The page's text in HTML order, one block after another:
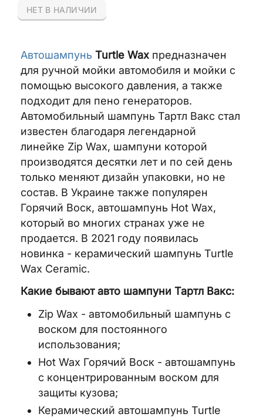
Автошампунь Turtle Wax предназначен
для ручной мойки автомобиля и мойки с
помощью высокого давления, а также
подходит для пено генераторов.
Автомобильный шампунь Тартл Вакс стал
известен благодаря легендарной
линейке Zip Wax, шампуни которой
производятся десятки лет и по сей день
только меняют дизайн упаковки, но не
состав. В Украине также популярен
Горячий Воск, автошампунь Hot Wax,
который во многих странах уже не
продается. В 2021 году появилась
новинка - керамический шампунь Turtle
Wax Ceramic.
Какие бывают авто шампуни Тартл Вакс:
Zip Wax - автомобильный шампунь с
воском для постоянного
использования;
Hot Wax Горячий Воск - автошампунь
с концентрированным воском для
защиты кузова;
Керамический автошампунь Turtle
НЕТ В НАЛИЧИИ